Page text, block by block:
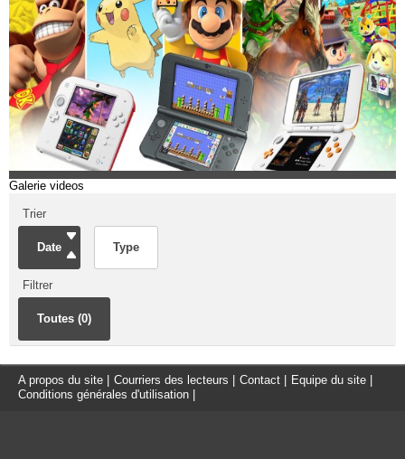
Galerie videos
Trier
Date Type
Filtrer
Toutes (0)
A propos du site Courriers des lecteurs Contact Equipe du site
Conditions générales d'utilisation